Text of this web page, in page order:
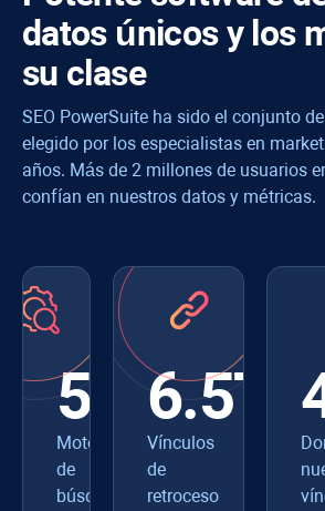
datos únicos y los
su clase
SEO PowerSuite ha sido el conjunto
elegido por los especialistas en
años. Más de 2 millones de usuarios
confían en nuestros datos y métricas.
550+
Motores
de
búsqueda
6.5T
Vínculos
de
retroceso